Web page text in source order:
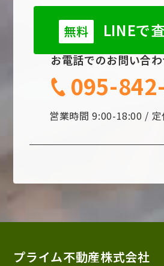
無料 LINEで
お電話でのお問い合
095-
営業時間 9:00-18:00 / 定
プライム不動産株式会社